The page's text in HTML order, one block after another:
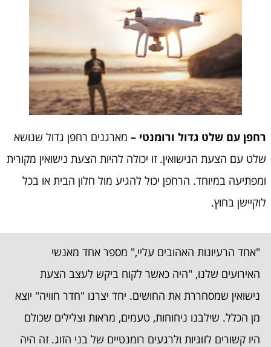
רחפן עם שלט גדול ורומנטי – מארגנים רחפן גדול שנושא
שלט עם הצעת הנישואין. זו יכולה להיות הצעת נישואין מקורית
ומפתיעה במיוחד. הרחפן יכול להגיע מול חלון הבית או בכל
לוקיישן בחוץ.
"אחד הרעיונות האהובים עליי," מספר אחד מאנשי
האירועים שלנו, "היה כאשר לקוח ביקש לעצב הצעת
נישואין שמסחררת את החושים. יחד יצרנו "חדר חוויה" יוצא
מן הכלל. שילבנו ניחוחות, טעמים, מראות וצלילים שכולם
היו קשורים לזוגיות ולרגעים רומנטיים של בני הזוג. זה היה